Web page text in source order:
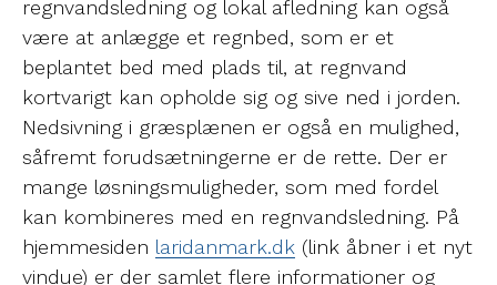
regnvandsledning og lokal afledning kan også
være at anlægge et regnbed, som er et
beplantet bed med plads til, at regnvand
kortvarigt kan opholde sig og sive ned i jorden.
Nedsivning i græsplænen er også en mulighed,
såfremt forudsætningerne er de rette. Der er
mange løsningsmuligheder, som med fordel
kan kombineres med en regnvandsledning. På
hjemmesiden laridanmark.dk (link åbner i et nyt
vindue) er der samlet flere informationer og